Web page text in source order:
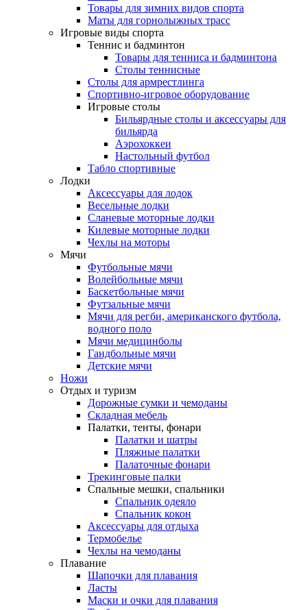
Товары для зимних видов спорта
Маты для горнолыжных трасс
Игровые виды спорта
Теннис и бадминтон
Товары для тенниса и бадминтона
Столы теннисные
Столы для армрестлинга
Спортивно-игровое оборудование
Игровые столы
Бильярдные столы и аксессуары для
бильярда
Аэрохоккеи
Настольный футбол
Табло спортивные
Лодки
Аксессуары для лодок
Весельные лодки
Сланевые моторные лодки
Килевые моторные лодки
Чехлы на моторы
Мячи
Футбольные мячи
Волейбольные мячи
Баскетбольные мячи
Футзальные мячи
Мячи для регби, американского футбола,
водного поло
Мячи медицинболы
Гандбольные мячи
Детские мячи
Ножи
Отдых и туризм
Дорожные сумки и чемоданы
Складная мебель
Палатки, тенты, фонари
Палатки и шатры
Пляжные палатки
Палаточные фонари
Трекинговые палки
Спальные мешки, спальники
Спальник одеяло
Спальник кокон
Аксессуары для отдыха
Термобелье
Чехлы на чемоданы
Плавание
Шапочки для плавания
Ласты
Маски и очки для плавания